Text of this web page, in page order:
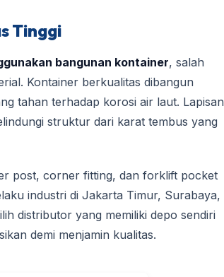
Tinggi
bangunan kontainer, salah
Kontainer berkualitas dibangun
tahan terhadap korosi air laut. Lapisan
struktur dari karat tembus yang
post, corner fitting, dan forklift pocket
industri di Jakarta Timur, Surabaya,
distributor yang memiliki depo sendiri
demi menjamin kualitas.